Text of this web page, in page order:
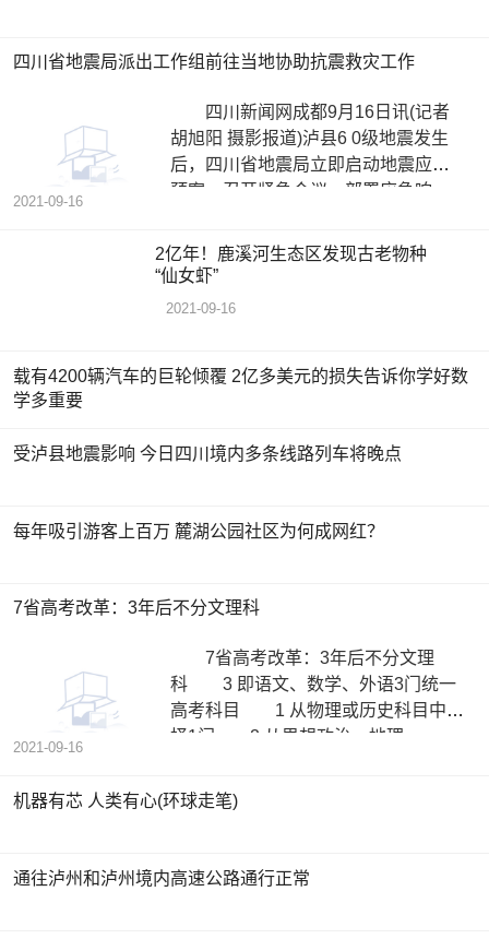
四川省地震局派出工作组前往当地协助抗震救灾工作
四川新闻网成都9月16日讯(记者
胡旭阳 摄影报道)泸县6 0级地震发生
后，四川省地震局立即启动地震应急
预案，召开紧急会议，部署应急响
2021-09-16
2亿年！鹿溪河生态区发现古老物种
“仙女虾”
2021-09-16
载有4200辆汽车的巨轮倾覆 2亿多美元的损失告诉你学好数
学多重要
受泸县地震影响 今日四川境内多条线路列车将晚点
每年吸引游客上百万 麓湖公园社区为何成网红？
7省高考改革：3年后不分文理科
7省高考改革：3年后不分文理
科 3 即语文、数学、外语3门统一
高考科目 1 从物理或历史科目中选
择1门 2 从思想政治、地理、
2021-09-16
机器有芯 人类有心(环球走笔)
通往泸州和泸州境内高速公路通行正常